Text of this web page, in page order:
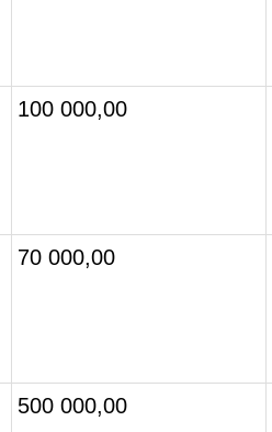
100 000,00
70 000,00
500 000,00